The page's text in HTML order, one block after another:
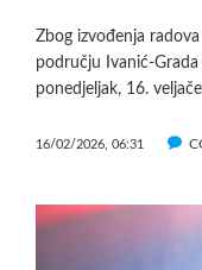
Zbog izvođenja
području Ivanić-
ponedjeljak, 16.
16/02/2026, 06:31